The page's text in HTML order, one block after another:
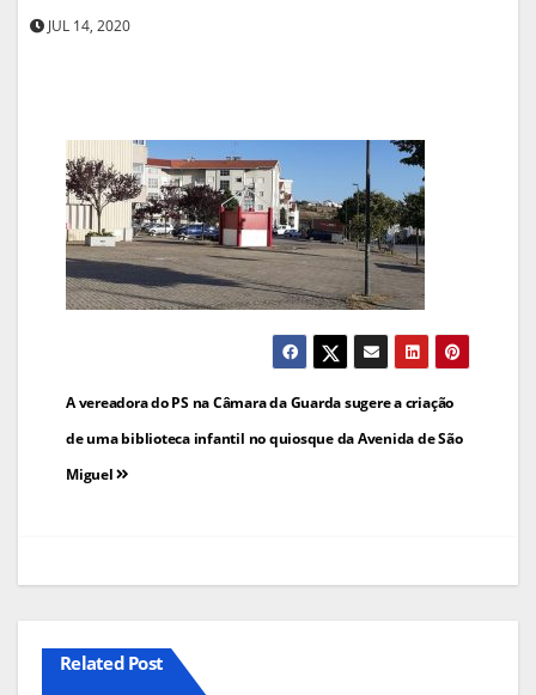
JUL 14, 2020
Navegação
de
artigos
A vereadora do PS na Câmara da Guarda sugere a criação
de uma biblioteca infantil no quiosque da Avenida de São
Miguel
Related Post